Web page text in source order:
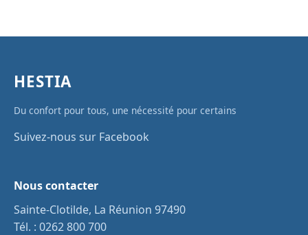
HESTIA
Du confort pour tous, une nécessité pour certains
Suivez-nous sur Facebook
Nous contacter
Sainte-Clotilde, La Réunion 97490
Tél. : 0262 800 700